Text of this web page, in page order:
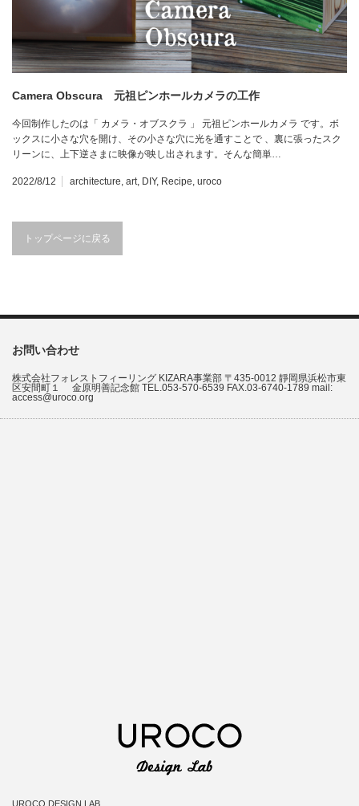
Camera Obscura 元祖ピンホールカメラの工作
今回制作したのは「 カメラ・オブスクラ 」 元祖ピンホールカメラ です。ボ
ックスに小さな穴を開け、その小さな穴に光を通すことで 、裏に張ったスク
リーンに、上下逆さまに映像が映し出されます。そんな簡単…
2022/8/12 architecture, art, DIY, Recipe, uroco
トップページに戻る
お問い合わせ
株式会社フォレストフィーリング KIZARA事業部 〒435-0012 靜岡県浜松市東
区安間町１ 金原明善記念館 TEL.053-570-6539 FAX.03-6740-1789 mail:
access@uroco.org
UROCO DESIGN LAB